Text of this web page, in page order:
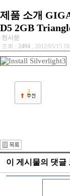
제품 소개
D5 2GB
천사문
조회 : 2494 , 2012/05/15
2
이 게시물의 댓글